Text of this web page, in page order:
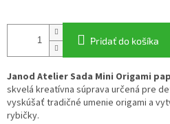
Pridať do košíka
Janod Atelier Sada Mini Origami
skvelá kreatívna súprava určená pre
vyskúšať tradičné umenie origami a
rybičky.